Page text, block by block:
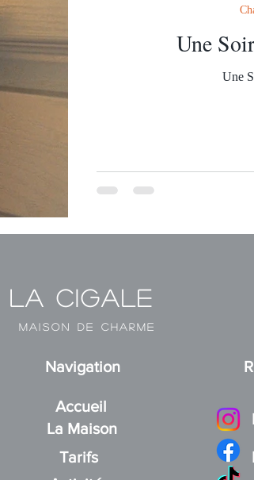
Une
Une
La Cigale
MAISON DE CHARME
Navigation
Accueil
La Maison
Tarifs